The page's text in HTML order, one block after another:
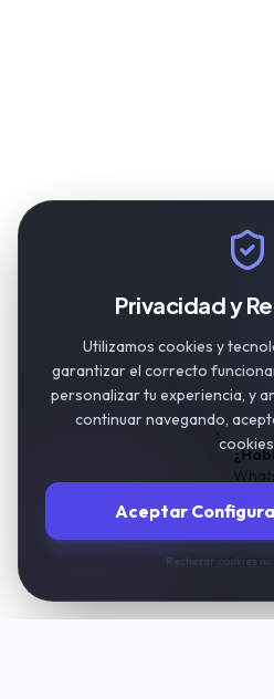
Privacidad y
Utilizamos cookies y
garantizar el correcto
personalizar tu experiencia, y
continuar navegando,
Aceptar